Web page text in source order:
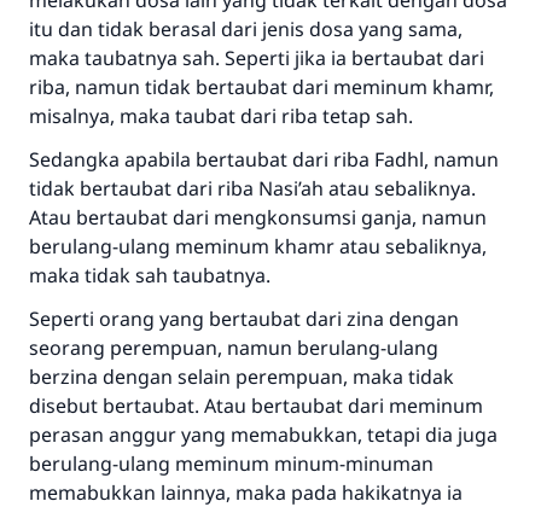
itu dan tidak berasal dari jenis dosa yang sama,
maka taubatnya sah. Seperti jika ia bertaubat dari
riba, namun tidak bertaubat dari meminum khamr,
misalnya, maka taubat dari riba tetap sah.
Sedangka apabila bertaubat dari riba Fadhl, namun
tidak bertaubat dari riba Nasi’ah atau sebaliknya.
Atau bertaubat dari mengkonsumsi ganja, namun
berulang-ulang meminum khamr atau sebaliknya,
maka tidak sah taubatnya.
Seperti orang yang bertaubat dari zina dengan
seorang perempuan, namun berulang-ulang
berzina dengan selain perempuan, maka tidak
disebut bertaubat. Atau bertaubat dari meminum
perasan anggur yang memabukkan, tetapi dia juga
berulang-ulang meminum minum-minuman
memabukkan lainnya, maka pada hakikatnya ia